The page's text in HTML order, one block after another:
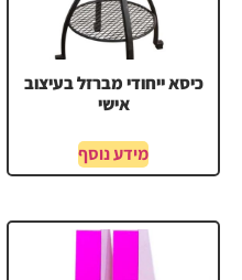
כיסא ייחודי מברזל בעיצוב
אישי
מידע נוסף